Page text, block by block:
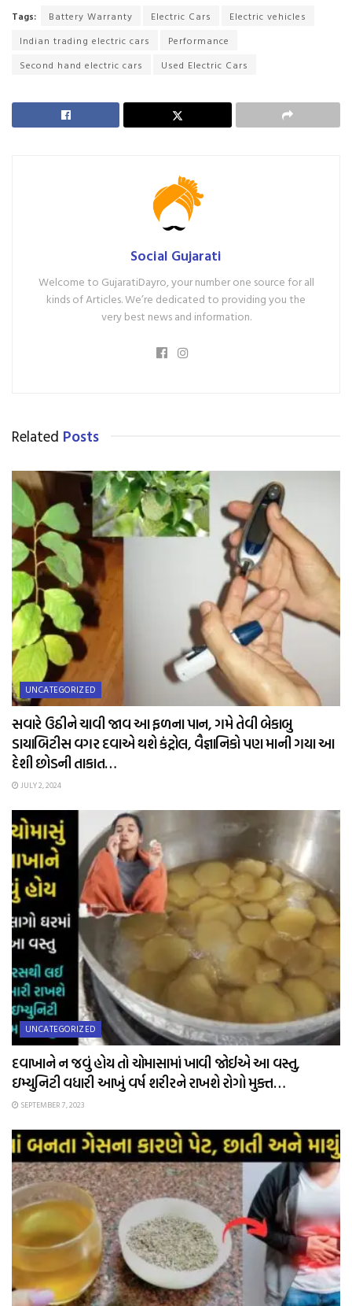
Tags: Battery Warranty Electric Cars
Electric vehicles
Indian trading electric cars
Performance
Second hand electric cars
Used Electric Cars
Social Gujarati
Welcome to GujaratiDayro, your number one source for all
kinds of Articles. We’re dedicated to providing you the
very best news and information.
Related Posts
UNCATEGORIZED
સવારે ઉઠીને ચાવી જાવ આ ફળના પાન, ગમે તેવી બેકાબુ
ડાયાબિટીસ વગર દવાએ થશે કંટ્રોલ, વૈજ્ઞાનિકો પણ માની ગયા આ
દેશી છોડની તાકાત…
JULY 2, 2024
UNCATEGORIZED
દવાખાને ન જવું હોય તો ચોમાસામાં ખાવી જોઈએ આ વસ્તુ,
ઇમ્યુનિટી વધારી આખું વર્ષ શરીરને રાખશે રોગો મુક્ત…
SEPTEMBER 7, 2023